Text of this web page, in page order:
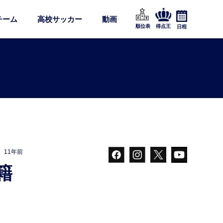
ーム 高校サッカー 動画
順位表 得点王 日程
11年前